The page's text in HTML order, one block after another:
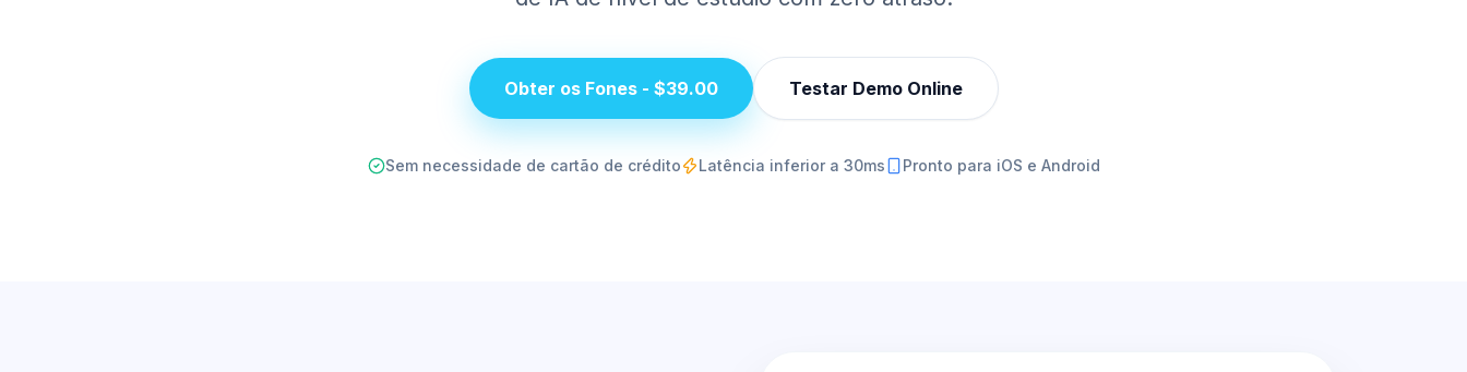
Obter os Fones - $39.00 Testar Demo Online
Sem necessidade de cartão de crédito Latência inferior a 30ms Pronto para iOS e Android